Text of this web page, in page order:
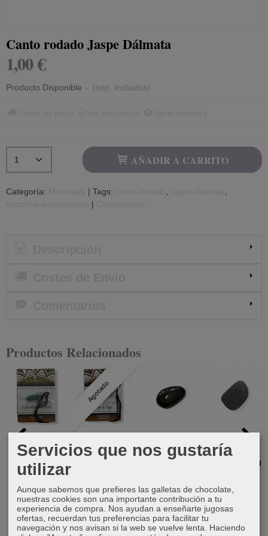
Canto rodado Jaspe Dálmata
1,00 €
Producto Disponible - (Imp. Incluidos)
AÑADIR A CARRITO
Categoría: | Tags:
|
Productos Relacionados
biterminada
Aventurina
Verde
6,50 €
Agotado
biterminada
Ojo de Tigre
rodado
hematite
rodado
cuarzo azul
Servicios que nos gustaría
utilizar
Aunque sabemos que prefieres las galletas de chocolate,
nuestras cookies son una importante contribución a tu
experiencia de compra. Nos ayudan a enseñarte jugosas
ofertas, recuerdan tus preferencias para facilitar tu
navegación y nos avisan si la web se vuelve lenta. Haciendo